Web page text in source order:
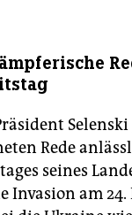
Rede
seines
Invasion am 24.